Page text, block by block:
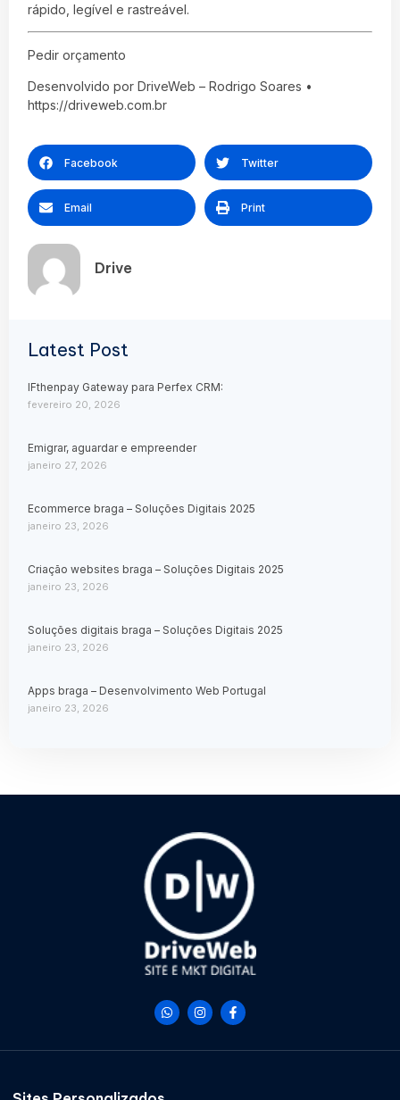
rápido, legível e rastreável.
Pedir orçamento
Desenvolvido por DriveWeb – Rodrigo Soares •
https://driveweb.com.br
Facebook Twitter
Email Print
Drive
Latest Post
IFthenpay Gateway para Perfex CRM:
fevereiro 20, 2026
Emigrar, aguardar e empreender
janeiro 27, 2026
Ecommerce braga – Soluções Digitais 2025
janeiro 23, 2026
Criação websites braga – Soluções Digitais 2025
janeiro 23, 2026
Soluções digitais braga – Soluções Digitais 2025
janeiro 23, 2026
Apps braga – Desenvolvimento Web Portugal
janeiro 23, 2026